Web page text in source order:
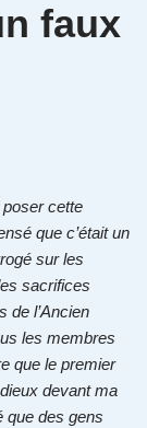
faux
poser cette
que c’était un
sur les
sacrifices
de l’Ancien
les membres
que le premier
devant ma
que des gens